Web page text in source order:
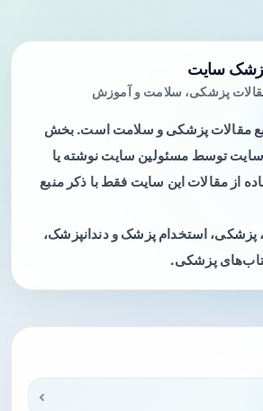
سایت
پزشکی، سلامت و آموزش
مقالات پزشکی و سلامت است. بخش
سایت توسط مسئولین سایت نوشته یا
از مقالات این سایت فقط با ذکر منبع
پزشکی، استخدام پزشک و دندانپزشک،